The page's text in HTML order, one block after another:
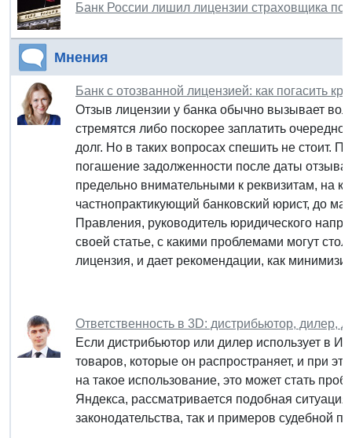
Банк России лишил лицензии страховщика
Мнения
Банк с отозванной лицензией: как погасить
Отзыв лицензии у банка обычно вызывает
стремятся либо поскорее заплатить
долг. Но в таких вопросах спешить не стоит.
погашение задолженности после даты
предельно внимательными к реквизитам, на
частнопрактикующий банковский юрист, до
Правления, руководитель юридического
своей статье, с какими проблемами могут
лицензия, и дает рекомендации, как
Ответственность в 3D: дистрибьютор, дилер,
Если дистрибьютор или дилер использует в
товаров, которые он распространяет, и при
на такое использование, это может стать
Яндекса, рассматривается подобная
законодательства, так и примеров судебной